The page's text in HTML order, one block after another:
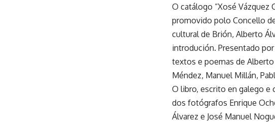
O catálogo “Xosé Vázquez
promovido polo Concello
cultural de Brión, Alberto
introdución. Presentado
textos e poemas de Alberto
Méndez, Manuel Millán,
O libro, escrito en galego e
dos fotógrafos Enrique
Álvarez e José Manuel